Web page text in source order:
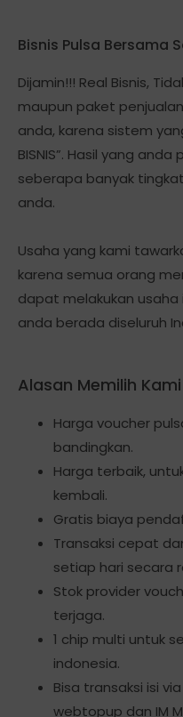
Bisnis Pulsa Bersama
Dijamin!!! Real Bisnis,
maupun paket
anda, karena sistem
BISNIS”. Hasil yang
seberapa banyak
anda.
Usaha yang kami
karena semua orang
dapat melakukan
anda berada diseluruh
Alasan Memilih Kami
Harga voucher
bandingkan.
Harga terbaik,
kembali.
Gratis biaya
Transaksi cepat
setiap hari secara
Stok provider
terjaga.
1 chip multi untuk
indonesia.
Bisa transaksi isi
webtopup dan IM